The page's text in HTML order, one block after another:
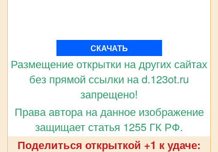
СКАЧАТЬ
Размещение открытки на других сайтах
без прямой ссылки на d.123ot.ru
запрещено!
Права автора на данное изображение
защищает статья 1255 ГК РФ.
Поделиться открыткой +1 к удаче: